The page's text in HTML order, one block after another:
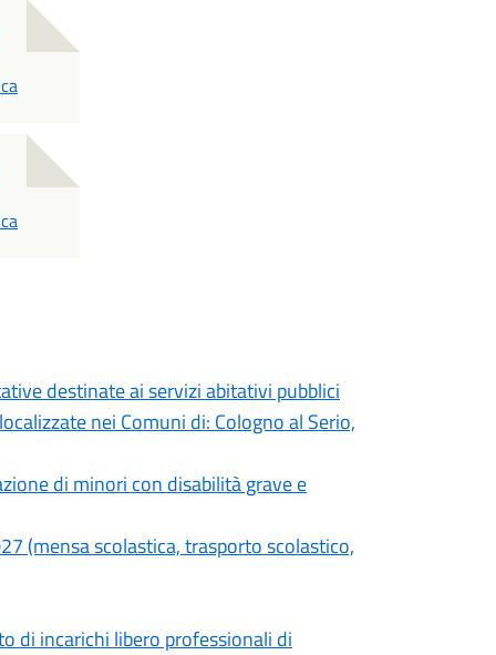
destinate ai servizi abitativi pubblici
nei Comuni di: Cologno al Serio,
di minori con disabilità grave e
(mensa scolastica, trasporto scolastico,
di incarichi libero professionali di